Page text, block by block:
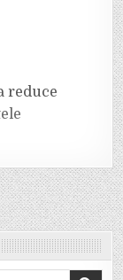
reduce